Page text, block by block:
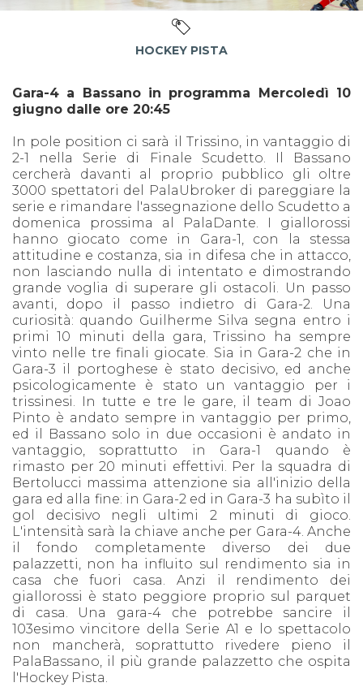
HOCKEY PISTA
Gara-4 a Bassano in programma Mercoledì 10
giugno dalle ore 20:45
In pole position ci sarà il Trissino, in vantaggio di
2-1 nella Serie di Finale Scudetto. Il Bassano
cercherà davanti al proprio pubblico gli oltre
3000 spettatori del PalaUbroker di pareggiare la
serie e rimandare l'assegnazione dello Scudetto a
domenica prossima al PalaDante. I giallorossi
hanno giocato come in Gara-1, con la stessa
attitudine e costanza, sia in difesa che in attacco,
non lasciando nulla di intentato e dimostrando
grande voglia di superare gli ostacoli. Un passo
avanti, dopo il passo indietro di Gara-2. Una
curiosità: quando Guilherme Silva segna entro i
primi 10 minuti della gara, Trissino ha sempre
vinto nelle tre finali giocate. Sia in Gara-2 che in
Gara-3 il portoghese è stato decisivo, ed anche
psicologicamente è stato un vantaggio per i
trissinesi. In tutte e tre le gare, il team di Joao
Pinto è andato sempre in vantaggio per primo,
ed il Bassano solo in due occasioni è andato in
vantaggio, soprattutto in Gara-1 quando è
rimasto per 20 minuti effettivi. Per la squadra di
Bertolucci massima attenzione sia all'inizio della
gara ed alla fine: in Gara-2 ed in Gara-3 ha subìto il
gol decisivo negli ultimi 2 minuti di gioco.
L'intensità sarà la chiave anche per Gara-4. Anche
il fondo completamente diverso dei due
palazzetti, non ha influito sul rendimento sia in
casa che fuori casa. Anzi il rendimento dei
giallorossi è stato peggiore proprio sul parquet
di casa. Una gara-4 che potrebbe sancire il
103esimo vincitore della Serie A1 e lo spettacolo
non mancherà, soprattutto rivedere pieno il
PalaBassano, il più grande palazzetto che ospita
l'Hockey Pista.